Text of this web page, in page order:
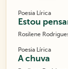
Poesia Lírica
Estou
Rosilene
Poesia Lírica
A chuva